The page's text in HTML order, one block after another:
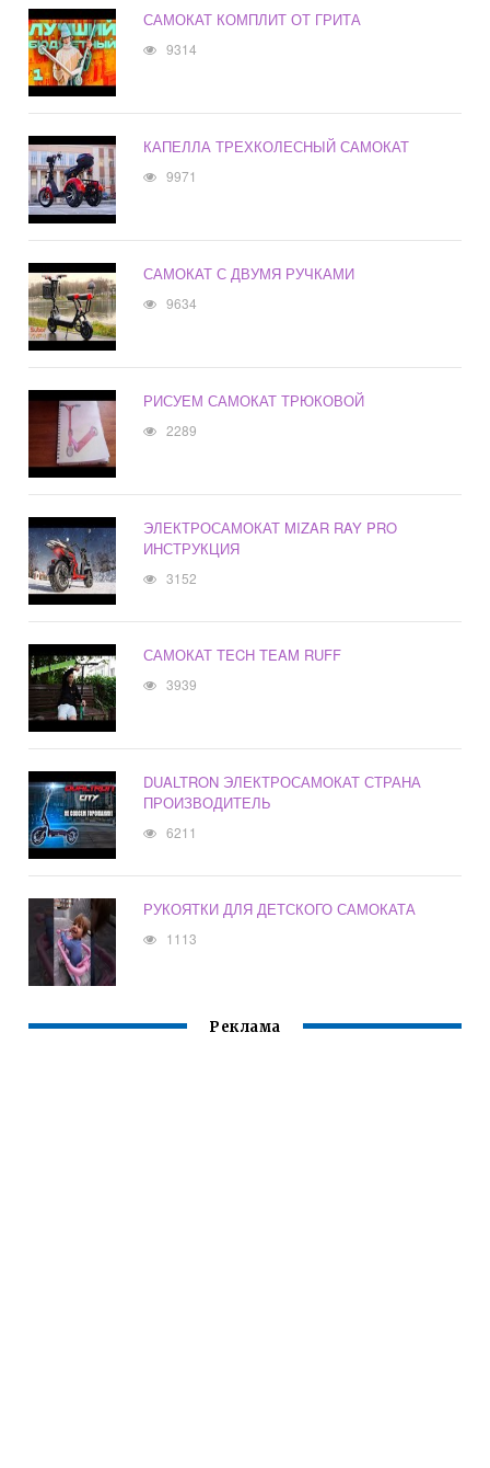
САМОКАТ КОМПЛИТ ОТ ГРИТА
9314
КАПЕЛЛА ТРЕХКОЛЕСНЫЙ САМОКАТ
9971
САМОКАТ С ДВУМЯ РУЧКАМИ
9634
РИСУЕМ САМОКАТ ТРЮКОВОЙ
2289
ЭЛЕКТРОСАМОКАТ MIZAR RAY PRO
ИНСТРУКЦИЯ
3152
САМОКАТ TECH TEAM RUFF
3939
DUALTRON ЭЛЕКТРОСАМОКАТ СТРАНА
ПРОИЗВОДИТЕЛЬ
6211
РУКОЯТКИ ДЛЯ ДЕТСКОГО САМОКАТА
1113
Реклама